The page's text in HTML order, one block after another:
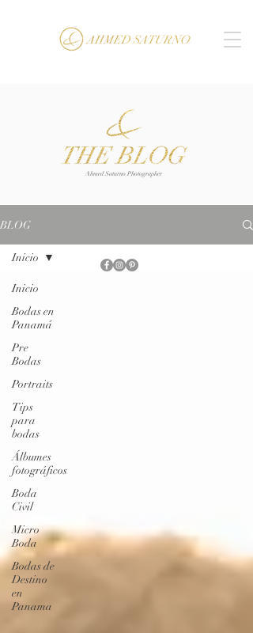
Ahmed Saturno Photographer
BLOG
Inicio
Bodas en
Panamá
Pre
Bodas
Portraits
Tips
para
bodas
Álbumes
fotográficos
Boda
Civil
Micro
Boda
Bodas de
Destino
en
Panama
Inicio